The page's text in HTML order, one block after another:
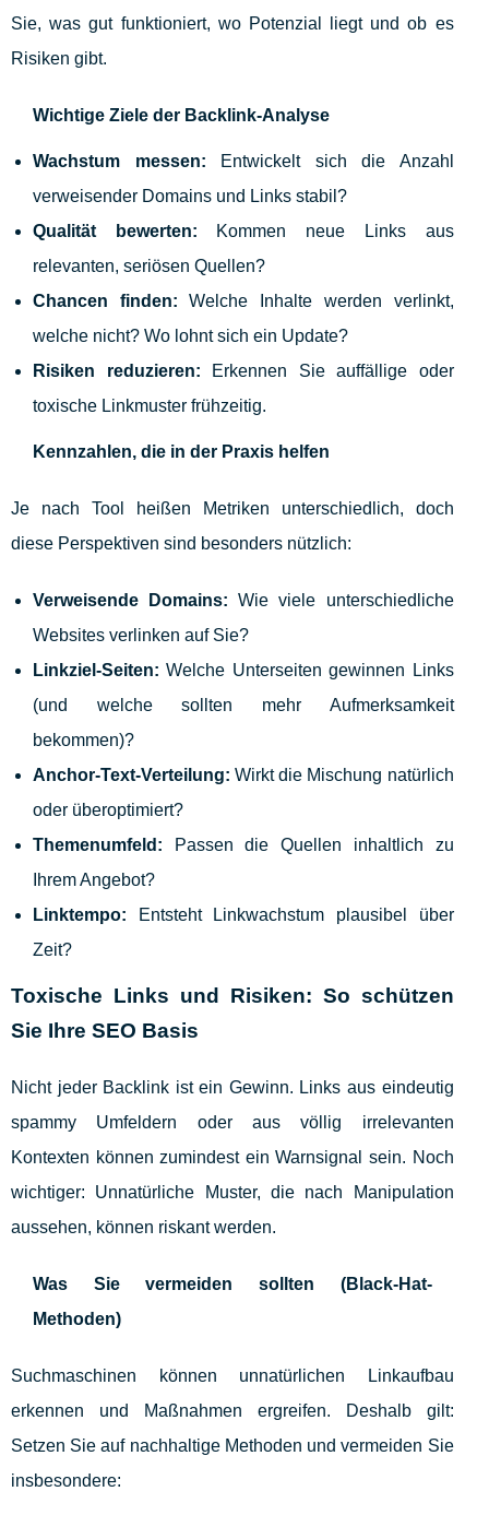
Sie, was gut funktioniert, wo Potenzial liegt und ob es
Risiken gibt.
Wichtige Ziele der Backlink-Analyse
Wachstum messen: Entwickelt sich die Anzahl
verweisender Domains und Links stabil?
Qualität bewerten: Kommen neue Links aus
relevanten, seriösen Quellen?
Chancen finden: Welche Inhalte werden verlinkt,
welche nicht? Wo lohnt sich ein Update?
Risiken reduzieren: Erkennen Sie auffällige oder
toxische Linkmuster frühzeitig.
Kennzahlen, die in der Praxis helfen
Je nach Tool heißen Metriken unterschiedlich, doch
diese Perspektiven sind besonders nützlich:
Verweisende Domains: Wie viele unterschiedliche
Websites verlinken auf Sie?
Linkziel-Seiten: Welche Unterseiten gewinnen Links
(und welche sollten mehr Aufmerksamkeit
bekommen)?
Anchor-Text-Verteilung: Wirkt die Mischung natürlich
oder überoptimiert?
Themenumfeld: Passen die Quellen inhaltlich zu
Ihrem Angebot?
Linktempo: Entsteht Linkwachstum plausibel über
Zeit?
Toxische Links und Risiken: So schützen
Sie Ihre SEO Basis
Nicht jeder Backlink ist ein Gewinn. Links aus eindeutig
spammy Umfeldern oder aus völlig irrelevanten
Kontexten können zumindest ein Warnsignal sein. Noch
wichtiger: Unnatürliche Muster, die nach Manipulation
aussehen, können riskant werden.
Was Sie vermeiden sollten (Black-Hat-
Methoden)
Suchmaschinen können unnatürlichen Linkaufbau
erkennen und Maßnahmen ergreifen. Deshalb gilt:
Setzen Sie auf nachhaltige Methoden und vermeiden Sie
insbesondere: